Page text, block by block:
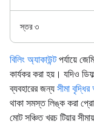
স্তর ৩
বিলিং অ্যাকাউন্টপর্যায়ে
কার্যকর করা হয়। যদিও
ব্যবহারের জন্য সীমা
থাকা সমস্ত লিঙ্ক করা
মোট সঞ্চিত খরচ টিয়ার